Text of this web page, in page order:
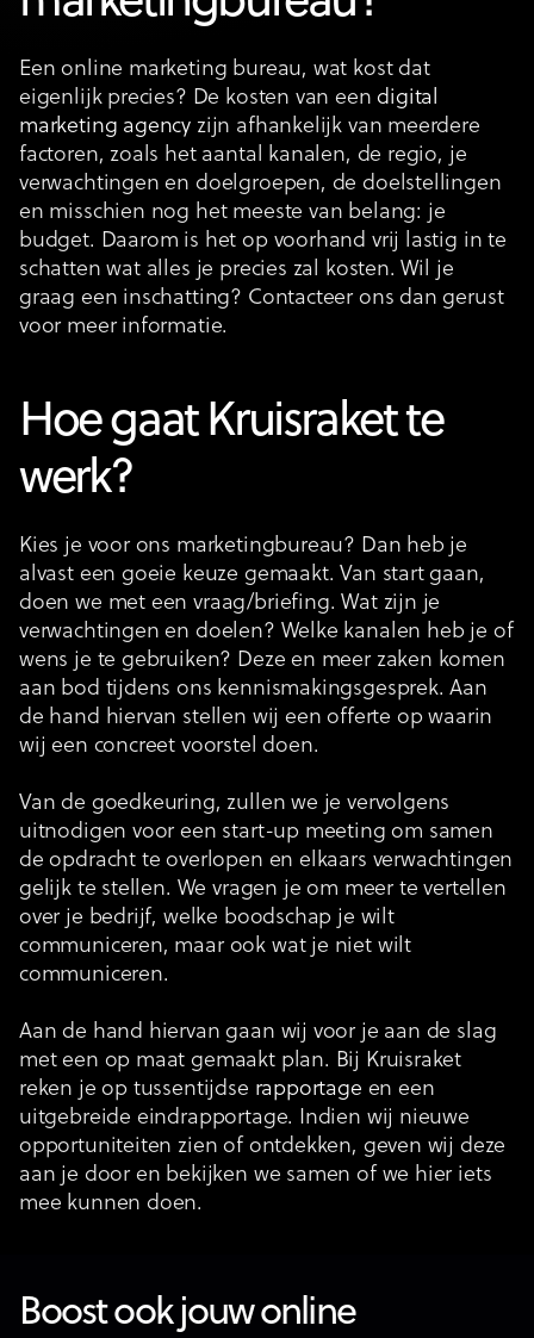
Een online marketing bureau, wat kost dat
eigenlijk precies? De kosten van eendigital
marketing agency zijn afhankelijk van meerdere
factoren, zoals het aantal kanalen, de regio, je
verwachtingen en doelgroepen, de doelstellingen
en misschien nog het meeste van belang: je
budget. Daarom is het op voorhand vrij lastig in te
schatten wat alles je precies zal kosten. Wil je
graag een inschatting? Contacteer ons dan gerust
voor meer informatie.
Hoe gaat Kruisraket te
werk?
Kies je voor ons marketingbureau? Dan heb je
alvast een goeie keuze gemaakt. Van start gaan,
doen we met een vraag/briefing. Wat zijn je
verwachtingen en doelen? Welke kanalen heb je of
wens je te gebruiken? Deze en meer zaken komen
aan bod tijdens ons kennismakingsgesprek. Aan
de hand hiervan stellen wij een offerte op waarin
wij een concreet voorstel doen.
Van de goedkeuring, zullen we je vervolgens
uitnodigen voor een start-up meeting om samen
de opdracht te overlopen en elkaars verwachtingen
gelijk te stellen. We vragen je om meer te vertellen
over je bedrijf, welke boodschap je wilt
communiceren, maar ook wat je niet wilt
communiceren.
Aan de hand hiervan gaan wij voor je aan de slag
met een op maat gemaakt plan. Bij Kruisraket
reken je op tussentijdse rapportage en een
uitgebreide eindrapportage. Indien wij nieuwe
opportuniteiten zien of ontdekken, geven wij deze
aan je door en bekijken we samen of we hier iets
mee kunnen doen.
Boost ook jouw online